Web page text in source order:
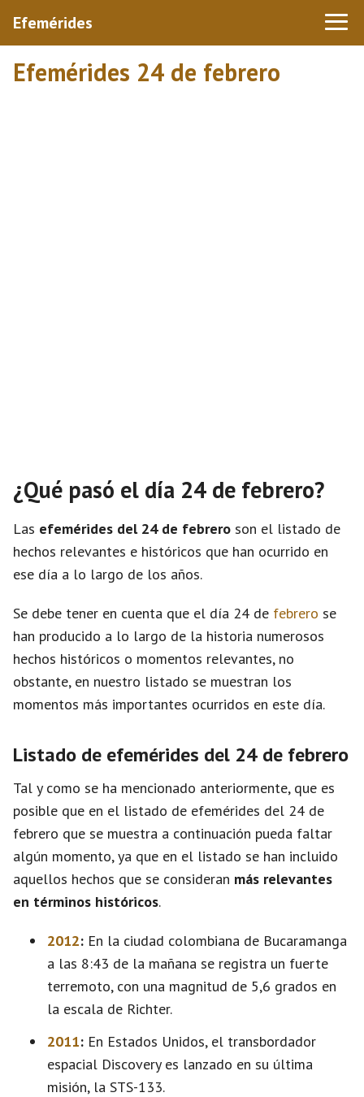
Efemérides
Efemérides 24 de febrero
¿Qué pasó el día 24 de febrero?
Las efemérides del 24 de febrero son el listado de
hechos relevantes e históricos que han ocurrido en
ese día a lo largo de los años.
Se debe tener en cuenta que el día 24 de febrero se
han producido a lo largo de la historia numerosos
hechos históricos o momentos relevantes, no
obstante, en nuestro listado se muestran los
momentos más importantes ocurridos en este día.
Listado de efemérides del 24 de febrero
Tal y como se ha mencionado anteriormente, que es
posible que en el listado de efemérides del 24 de
febrero que se muestra a continuación pueda faltar
algún momento, ya que en el listado se han incluido
aquellos hechos que se consideran más relevantes
en términos históricos.
2012: En la ciudad colombiana de Bucaramanga
a las 8:43 de la mañana se registra un fuerte
terremoto, con una magnitud de 5,6 grados en
la escala de Richter.
2011: En Estados Unidos, el transbordador
espacial Discovery es lanzado en su última
misión, la STS-133.